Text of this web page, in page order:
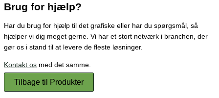
Brug for hjælp?
Har du brug for hjælp til det grafiske eller har du spørgsmål, så
hjælper vi dig meget gerne. Vi har et stort netværk i branchen, der
gør os i stand til at levere de fleste løsninger.
Kontakt os med det samme.
Tilbage til Produkter